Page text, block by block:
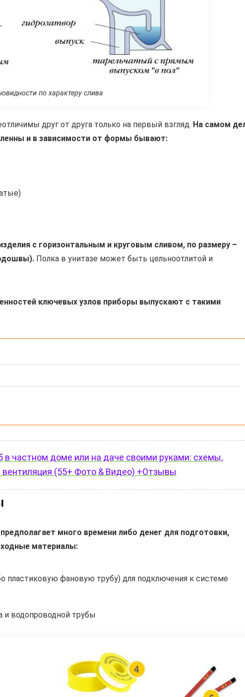
по характеру слива
друг от друга только на первый взгляд. На самом
и в зависимости от формы бывают:
с горизонтальным и круговым сливом, по размеру –
Полка в унитазе может быть цельноотлитой и
ключевых узлов приборы выпускают с такими
в частном доме или на даче своими руками: схемы,
вентиляция (55+ Фото & Видео) +Отзывы
много времени либо денег для подготовки,
материалы:
пластиковую фановую трубу) для подключения к системе
и водопроводной трубы